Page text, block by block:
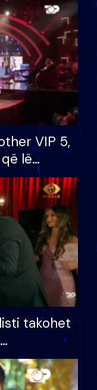
VIP 5,
lë
për
takohet
letër